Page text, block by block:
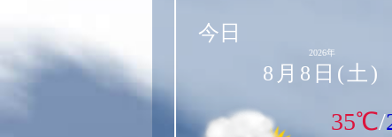
今日
2026年
8月8日(土)
35℃/